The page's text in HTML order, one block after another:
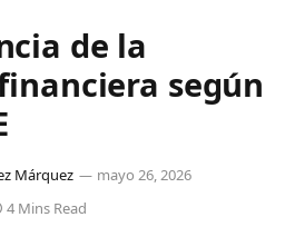
de la
según
Márquez
mayo 26, 2026
4 Mins Read